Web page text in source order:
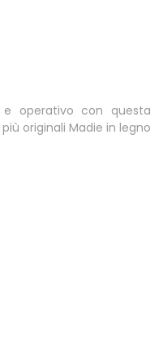
operativo con questa
originali Madie in legno